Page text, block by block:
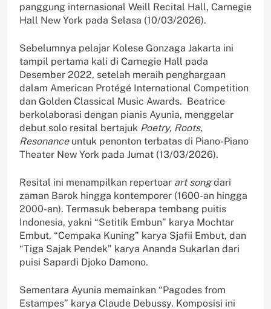
panggung internasional Weill Recital Hall, Carnegie
Hall New York pada Selasa (10/03/2026).
Sebelumnya pelajar Kolese Gonzaga Jakarta ini
tampil pertama kali di Carnegie Hall pada
Desember 2022, setelah meraih penghargaan
dalam American Protégé International Competition
dan Golden Classical Music Awards. Beatrice
berkolaborasi dengan pianis Ayunia, menggelar
debut solo resital bertajuk Poetry, Roots,
Resonanceuntuk penonton terbatas di Piano-Piano
Theater New York pada Jumat (13/03/2026).
Resital ini menampilkan repertoar art songdari
zaman Barok hingga kontemporer (1600-an hingga
2000-an). Termasuk beberapa tembang puitis
Indonesia, yakni “Setitik Embun” karya Mochtar
Embut, “Cempaka Kuning” karya Sjafii Embut, dan
“Tiga Sajak Pendek” karya Ananda Sukarlan dari
puisi Sapardi Djoko Damono.
Sementara Ayunia memainkan “Pagodes from
Estampes” karya Claude Debussy. Komposisi ini